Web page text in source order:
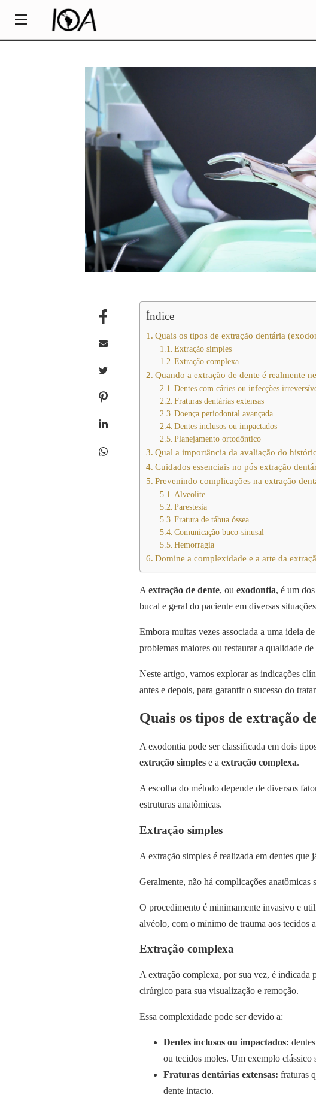
Índice
Quais os tipos de extração dentária
Extração simples
Extração complexa
Quando a extração de dente é realmente
Dentes com cáries ou infecções
Fraturas dentárias extensas
Doença periodontal avançada
Dentes inclusos ou impactados
Planejamento ortodôntico
Qual a importância da avaliação do
Cuidados essenciais no pós extração
Prevenindo complicações na extração
Alveolite
Parestesia
Fratura de tábua óssea
Comunicação buco-sinusal
Hemorragia
Domine a complexidade e a arte da
A extração de dente, ou exodontia, é um
bucal e geral do paciente em diversas
Embora muitas vezes associada a uma ideia
problemas maiores ou restaurar a qualidade
Neste artigo, vamos explorar as indicações
antes e depois, para garantir o sucesso do
Quais os tipos de extração
A exodontia pode ser classificada em dois
extração simplese a extração complexa.
A escolha do método depende de diversos
estruturas anatômicas.
Extração simples
A extração simples é realizada em dentes
Geralmente, não há complicações
O procedimento é minimamente invasivo e
alvéolo, com o mínimo de trauma aos tecidos
Extração complexa
A extração complexa, por sua vez, é indicada
cirúrgico para sua visualização e remoção.
Essa complexidade pode ser devido a:
Dentes inclusos ou impactados:
ou tecidos moles. Um exemplo clássico
Fraturas dentárias extensas: fraturas
dente intacto.